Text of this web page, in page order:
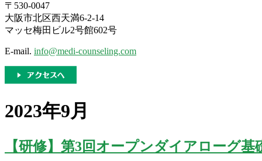
〒530-0047
大阪市北区西天満6-2-14
マッセ梅田ビル2号館602号
E-mail. info@medi-counseling.com
2023年9月
【研修】第3回オープンダイアローグ